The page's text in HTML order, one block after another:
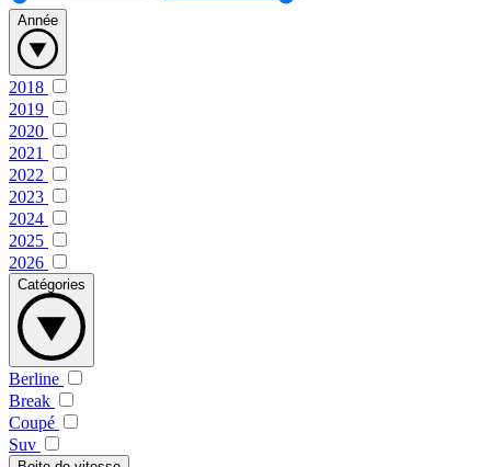
Année
2018
2019
2020
2021
2022
2023
2024
2025
2026
Catégories
Berline
Break
Coupé
Suv